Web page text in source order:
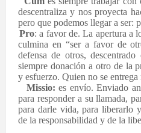
descentraliza y nos proyecta
pero que podemos llegar a ser:
Pro: a favor de. La apertura a
culmina en “ser a favor de
defensa de otros,
siempre donación a otro de la
y esfuerzo. Quien no se entrega
Missio: es envío. Enviado
para responder a su llamada,
para darle vida, para liberarlo
de la responsabilidad y de la